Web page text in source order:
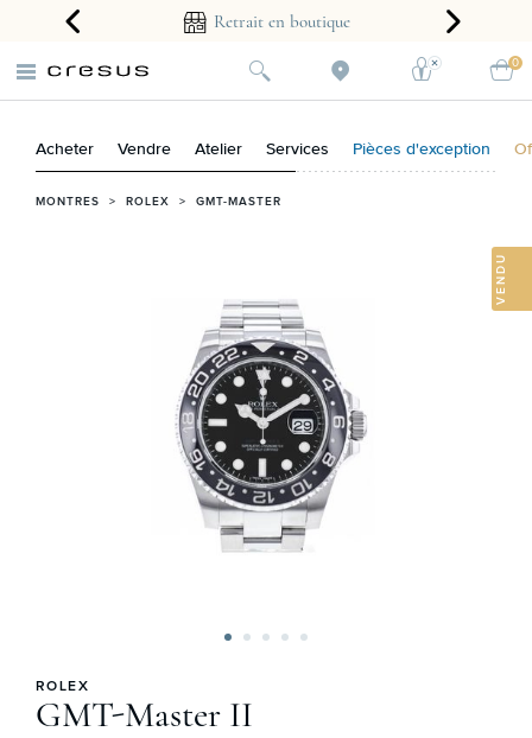
2 ans Retrait en boutique
0
Acheter Vendre Atelier Services Pièces d'exception
MONTRES > ROLEX > GMT-MASTER
VENDU
ROLEX
GMT-Master II